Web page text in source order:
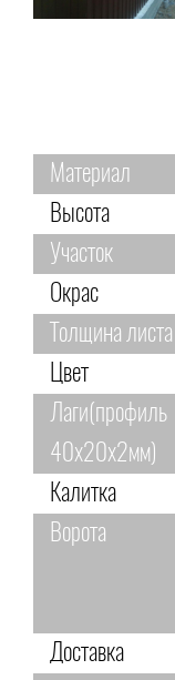
Материал
Высота
Участок
Окрас
Толщина листа
Цвет
Лаги(профиль
40х20х2мм)
Калитка
Ворота
Доставка